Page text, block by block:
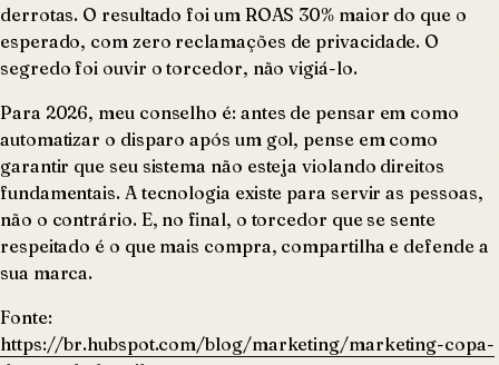
derrotas. O resultado foi um ROAS 30% maior do que o
esperado, com zero reclamações de privacidade. O
segredo foi ouvir o torcedor, não vigiá-lo.
Para 2026, meu conselho é: antes de pensar em como
automatizar o disparo após um gol, pense em como
garantir que seu sistema não esteja violando direitos
fundamentais. A tecnologia existe para servir as pessoas,
não o contrário. E, no final, o torcedor que se sente
respeitado é o que mais compra, compartilha e defende a
sua marca.
Fonte:
https://br.hubspot.com/blog/marketing/marketing-copa-